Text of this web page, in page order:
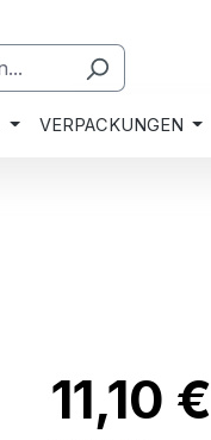
VERPACKUNGEN
11,10 €